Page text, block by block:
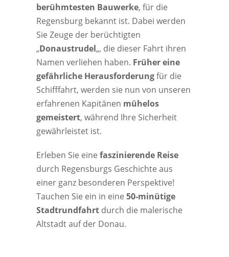
berühmtesten Bauwerke, für die
Regensburg bekannt ist. Dabei werden
Sie Zeuge der berüchtigten
„Donaustrudel„, die dieser Fahrt ihren
Namen verliehen haben. Früher eine
gefährliche Herausforderungfür die
Schifffahrt, werden sie nun von unseren
erfahrenen Kapitänen mühelos
gemeistert, während Ihre Sicherheit
gewährleistet ist.
Erleben Sie eine faszinierende Reise
durch Regensburgs Geschichte aus
einer ganz besonderen Perspektive!
Tauchen Sie ein in eine 50-minütige
Stadtrundfahrtdurch die malerische
Altstadt auf der Donau.